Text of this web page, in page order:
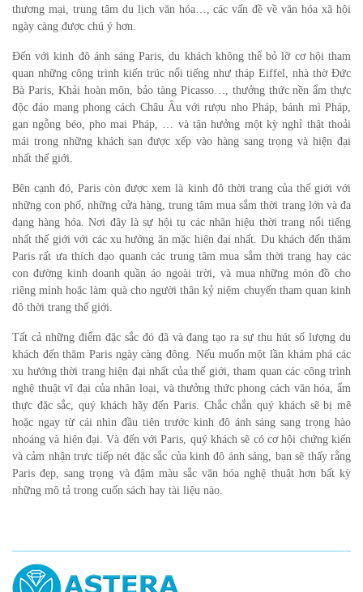
thương mại, trung tâm du lịch văn hóa…, các vấn đề về văn hóa xã hội
ngày càng được chú ý hơn.
Đến với kinh đô ánh sáng Paris, du khách không thể bỏ lỡ cơ hội tham
quan những công trình kiến trúc nổi tiếng như tháp Eiffel, nhà thờ Đức
Bà Paris, Khải hoàn môn, bảo tàng Picasso…, thưởng thức nền ẩm thực
độc đáo mang phong cách Châu Âu với rượu nho Pháp, bánh mì Pháp,
gan ngỗng béo, pho mai Pháp, … và tận hưởng một kỳ nghỉ thật thoải
mái trong những khách sạn được xếp vào hàng sang trọng và hiện đại
nhất thế giới.
Bên cạnh đó, Paris còn được xem là kinh đô thời trang của thế giới với
những con phố, những cửa hàng, trung tâm mua sắm thời trang lớn và đa
dạng hàng hóa. Nơi đây là sự hội tụ các nhãn hiệu thời trang nổi tiếng
nhất thế giới với các xu hướng ăn mặc hiện đại nhất. Du khách đến thăm
Paris rất ưa thích dạo quanh các trung tâm mua sắm thời trang hay các
con đường kinh doanh quần áo ngoài trời, và mua những món đồ cho
riêng mình hoặc làm quà cho người thân kỷ niệm chuyến tham quan kinh
đô thời trang thế giới.
Tất cả những điểm đặc sắc đó đã và đang tạo ra sự thu hút số lượng du
khách đến thăm Paris ngày càng đông. Nếu muốn một lần khám phá các
xu hướng thời trang hiện đại nhất của thế giới, tham quan các công trình
nghệ thuật vĩ đại của nhân loại, và thưởng thức phong cách văn hóa, ẩm
thực đặc sắc, quý khách hãy đến Paris. Chắc chắn quý khách sẽ bị mê
hoặc ngay từ cái nhìn đầu tiên trước kinh đô ánh sáng sang trọng hào
nhoáng và hiện đại. Và đến với Paris, quý khách sẽ có cơ hội chứng kiến
và cảm nhận trực tiếp nét đặc sắc của kinh đô ánh sáng, bạn sẽ thấy rằng
Paris đẹp, sang trọng và đậm màu sắc văn hóa nghệ thuật hơn bất kỳ
những mô tả trong cuốn sách hay tài liệu nào.